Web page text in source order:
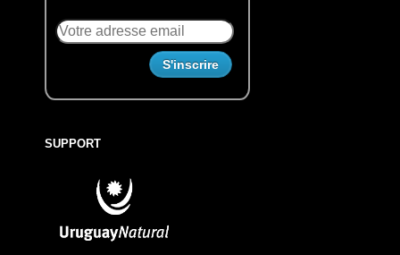
SUPPORT